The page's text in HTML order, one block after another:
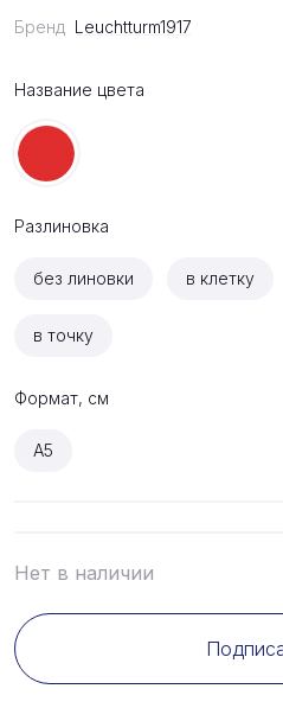
Бренд Leuchtturm1917
Название цвета
Разлиновка
без линовки в клетку
в точку
Формат, см
A5
Нет в наличии